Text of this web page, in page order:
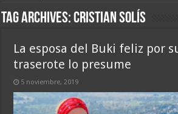
Tag Archives:Cristian Solís
La esposa del Buki feliz por
traserote lo presume
5 noviembre, 2019